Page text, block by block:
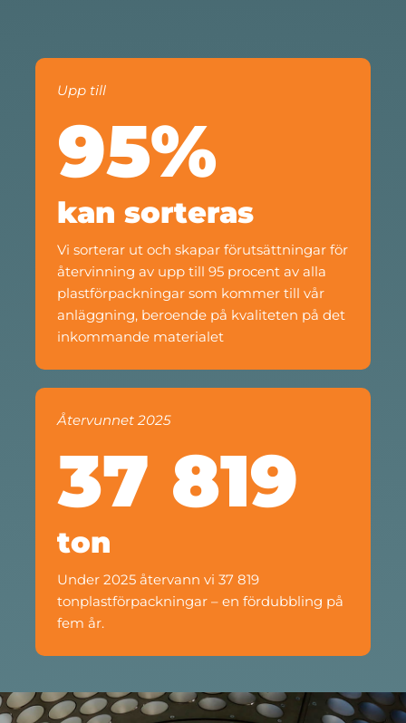
Upp till
95%
kan sorteras
Vi sorterar ut och skapar förutsättningar för
återvinning av upp till 95 procent av alla
plastförpackningar som kommer till vår
anläggning, beroende på kvaliteten på det
inkommande materialet
Återvunnet 2025
37 819
ton
Under 2025 återvann vi 37 819
tonplastförpackningar – en fördubbling på
fem år.